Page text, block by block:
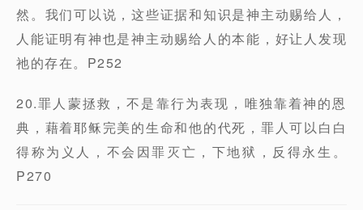
然。我们可以说，这些证据和知识是神主动赐给人，
人能证明有神也是神主动赐给人的本能，好让人发现
祂的存在。P252
20.罪人蒙拯救，不是靠行为表现，唯独靠着神的恩
典，藉着耶稣完美的生命和他的代死，罪人可以白白
得称为义人，不会因罪灭亡，下地狱，反得永生。
P270